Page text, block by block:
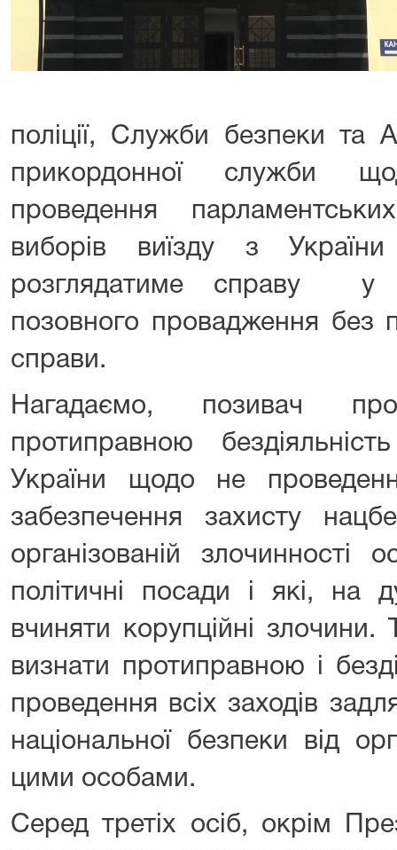
поліції, Служби безпеки та
прикордонної служби
проведення
виборів виїзду з
розглядатиме справу у
позовного провадження без
справи.
Нагадаємо, позивач
протиправною
України щодо не
забезпечення захисту
організованій злочинності
політичні посади і які, на
вчиняти корупційні
визнати протиправною і
проведення всіх заходів
національної безпеки від
цими особами.
Серед третіх осіб, окрім